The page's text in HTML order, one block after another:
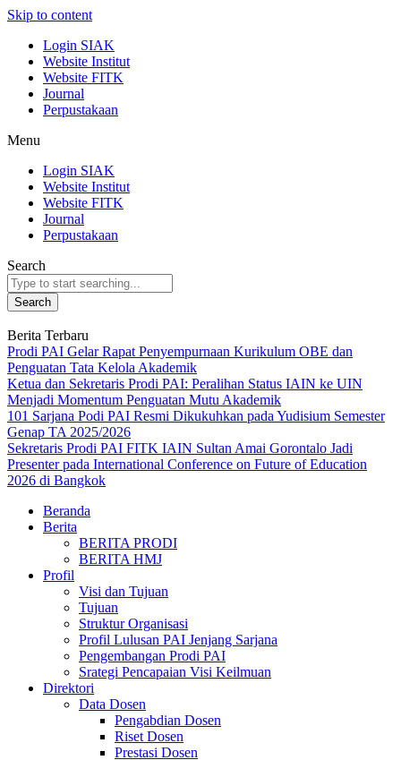
Skip to content
Login SIAK
Website Institut
Website FITK
Journal
Perpustakaan
Menu
Login SIAK
Website Institut
Website FITK
Journal
Perpustakaan
Search
Search
Berita Terbaru
Prodi PAI Gelar Rapat Penyempurnaan Kurikulum OBE dan
Penguatan Tata Kelola Akademik
Ketua dan Sekretaris Prodi PAI: Peralihan Status IAIN ke UIN
Menjadi Momentum Penguatan Mutu Akademik
101 Sarjana Podi PAI Resmi Dikukuhkan pada Yudisium Semester
Genap TA 2025/2026
Sekretaris Prodi PAI FITK IAIN Sultan Amai Gorontalo Jadi
Presenter pada International Conference on Future of Education
2026 di Bangkok
Beranda
Berita
BERITA PRODI
BERITA HMJ
Profil
Visi dan Tujuan
Tujuan
Struktur Organisasi
Profil Lulusan PAI Jenjang Sarjana
Pengembangan Prodi PAI
Srategi Pencapaian Visi Keilmuan
Direktori
Data Dosen
Pengabdian Dosen
Riset Dosen
Prestasi Dosen